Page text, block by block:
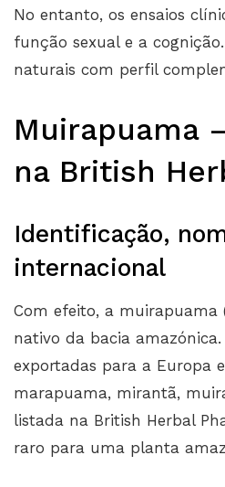
No entanto, os ensaios
função sexual e a
naturais com perfil
Muirapuama
na British
Identificação,
internacional
Com efeito, a muirapuama
nativo da bacia
exportadas para a Europa
marapuama, mirantã,
listada na British Herbal
raro para uma planta